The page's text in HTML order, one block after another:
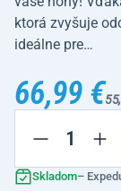
ktorá zvyšuje
ideálne pre…
66,99 €
Skladom–